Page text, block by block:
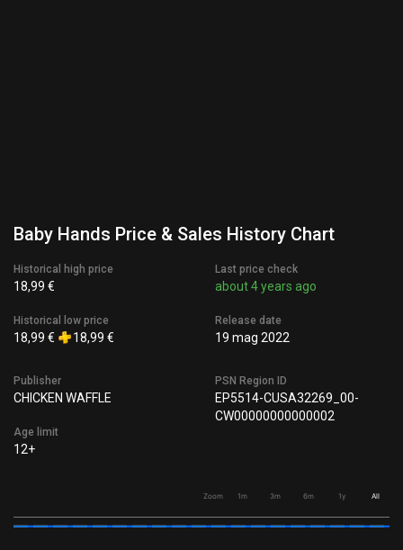
Baby Hands Price & Sales History Chart
Historical high price
18,99 €
Historical low price
18,99 € 18,99 €
Last price check
about 4 years ago
Release date
19 mag 2022
Publisher
CHICKEN WAFFLE
Age limit
12+
PSN Region ID
EP5514-CUSA32269_00-
CW00000000000002
Zoom 1m 3m 6m 1y All